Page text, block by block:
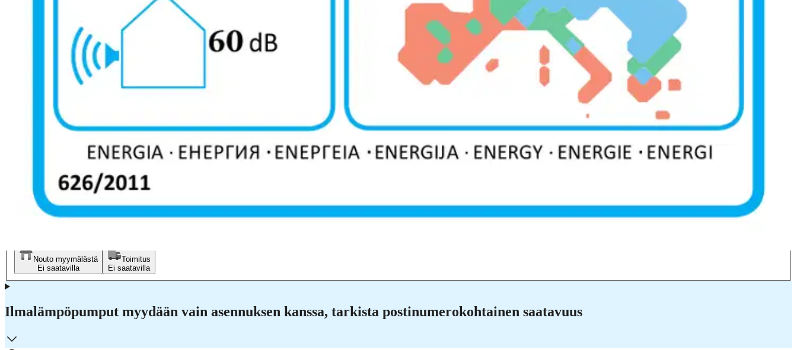
Bosch Climate 5100i 35-he ilmalämpöpumppu valkoinen asennettuna
Asiakasomistajahinta
Hinta ilman S-Etukorttia:
Nouto myymälästä
Ei saatavilla
Toimitus
Ei saatavilla
Ilmalämpöpumput myydään vain asennuksen kanssa, tarkista postinumerokohtainen saatavuus